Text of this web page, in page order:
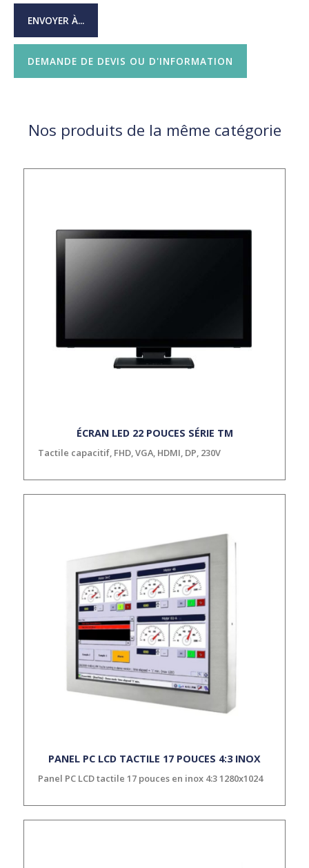
ENVOYER À...
DEMANDE DE DEVIS OU D'INFORMATION
Nos produits de la même catégorie
ÉCRAN LED 22 POUCES SÉRIE TM
Tactile capacitif, FHD, VGA, HDMI, DP, 230V
PANEL PC LCD TACTILE 17 POUCES 4:3 INOX
Panel PC LCD tactile 17 pouces en inox 4:3 1280x1024